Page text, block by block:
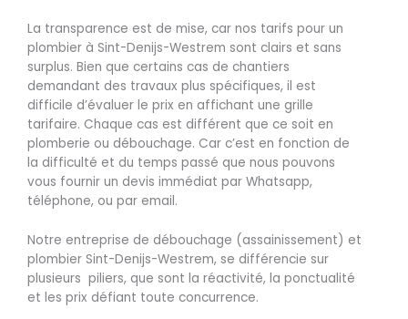
La transparence est de mise, car nos tarifs pour un
plombier à Sint-Denijs-Westrem sont clairs et sans
surplus. Bien que certains cas de chantiers
demandant des travaux plus spécifiques, il est
difficile d’évaluer le prix en affichant une grille
tarifaire. Chaque cas est différent que ce soit en
plomberie ou débouchage. Car c’est en fonction de
la difficulté et du temps passé que nous pouvons
vous fournir un devis immédiat par Whatsapp,
téléphone, ou par email.
Notre entreprise de débouchage (assainissement) et
plombier Sint-Denijs-Westrem, se différencie sur
plusieurs piliers, que sont la réactivité, la ponctualité
et les prix défiant toute concurrence.